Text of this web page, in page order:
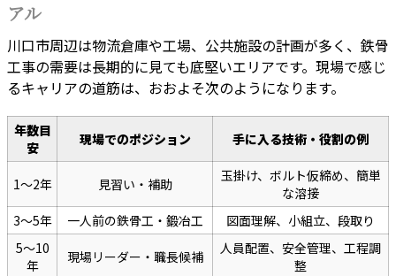
アル
川口市周辺は物流倉庫や工場、公共施設の計画が多く、鉄骨
工事の需要は長期的に見ても底堅いエリアです。現場で感じ
るキャリアの道筋は、おおよそ次のようになります。
年数目
安
現場でのポジション 手に入る技術・役割の例
1～2年 見習い・補助
玉掛け、ボルト仮締め、簡単
な溶接
3～5年
一人前の鉄骨工・鍛冶工
図面理解、小組立、段取り
5～10
年
現場リーダー・職長候補
人員配置、安全管理、工程調
整